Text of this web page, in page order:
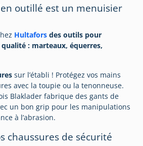
outillé est un menuisier
Hultafors des outils pour
: marteaux, équerres,
sur l’établi ! Protégez vos mains
avec la toupie ou la tenonneuse.
Blaklader fabrique des gants de
un bon grip pour les manipulations
à l’abrasion.
chaussures de sécurité